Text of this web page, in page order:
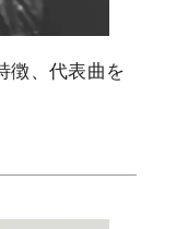
徴、代表曲を